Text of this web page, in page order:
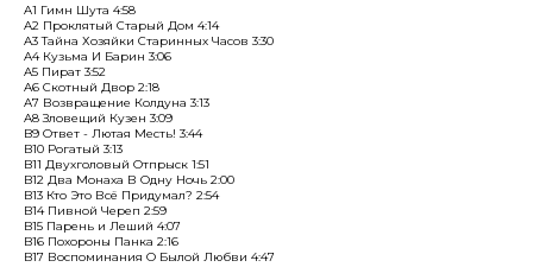
A1 Гимн Шута 4:58
A2 Проклятый Старый Дом 4:14
A3 Тайна Хозяйки Старинных Часов 3:30
A4 Кузьма И Барин 3:06
A5 Пират 3:52
A6 Скотный Двор 2:18
A7 Возвращение Колдуна 3:13
A8 Зловещий Кузен 3:09
B9 Ответ - Лютая Месть! 3:44
B10 Рогатый 3:13
B11 Двухголовый Отпрыск 1:51
B12 Два Монаха В Одну Ночь 2:00
B13 Кто Это Всё Придумал? 2:54
B14 Пивной Череп 2:59
B15 Парень и Леший 4:07
B16 Похороны Панка 2:16
B17 Воспоминания О Былой Любви 4:47